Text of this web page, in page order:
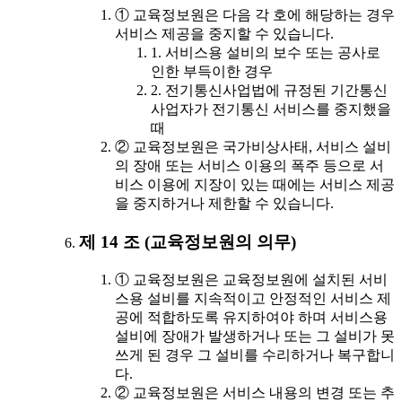
① 교육정보원은 다음 각 호에 해당하는 경우
서비스 제공을 중지할 수 있습니다.
1. 서비스용 설비의 보수 또는 공사로
인한 부득이한 경우
2. 전기통신사업법에 규정된 기간통신
사업자가 전기통신 서비스를 중지했을
때
② 교육정보원은 국가비상사태, 서비스 설비
의 장애 또는 서비스 이용의 폭주 등으로 서
비스 이용에 지장이 있는 때에는 서비스 제공
을 중지하거나 제한할 수 있습니다.
제 14 조 (교육정보원의 의무)
① 교육정보원은 교육정보원에 설치된 서비
스용 설비를 지속적이고 안정적인 서비스 제
공에 적합하도록 유지하여야 하며 서비스용
설비에 장애가 발생하거나 또는 그 설비가 못
쓰게 된 경우 그 설비를 수리하거나 복구합니
다.
② 교육정보원은 서비스 내용의 변경 또는 추